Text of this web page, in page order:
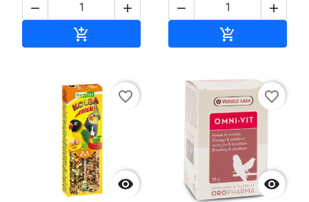
 

 


favorite_border

favorite_border